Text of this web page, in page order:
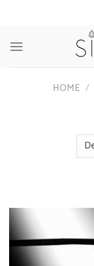
HOME /